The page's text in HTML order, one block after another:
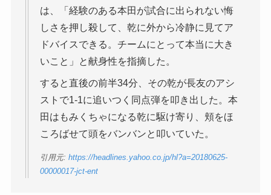
は、「経験のある本田が試合に出られない悔
しさを押し殺して、乾に外から冷静に見てア
ドバイスできる。チームにとって本当に大き
いこと」と献身性を指摘した。
すると直後の前半34分、その乾が長友のアシ
ストで1-1に追いつく同点弾を叩き出した。本
田はもみくちゃになる乾に駆け寄り、頬をほ
ころばせて頭をバンバンと叩いていた。
引用元: https://headlines.yahoo.co.jp/hl?a=20180625-
00000017-jct-ent